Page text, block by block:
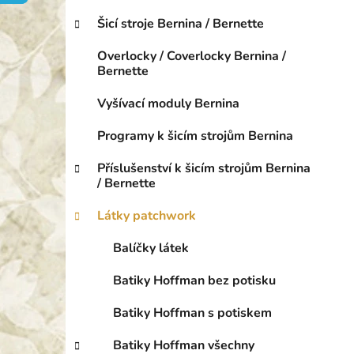
a
e
o
i
Šicí stroje Bernina / Bernette
Overlocky / Coverlocky Bernina /
Bernette
Vyšívací moduly Bernina
Programy k šicím strojům Bernina
Příslušenství k šicím strojům Bernina
/ Bernette
Látky patchwork
Balíčky látek
Batiky Hoffman bez potisku
Batiky Hoffman s potiskem
Batiky Hoffman všechny